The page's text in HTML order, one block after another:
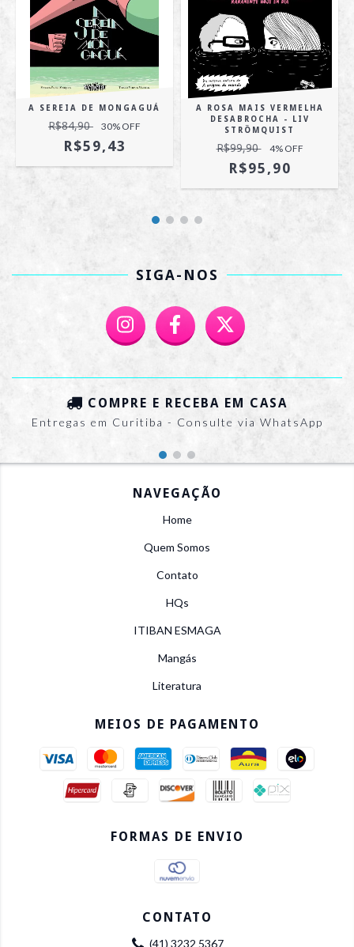
A SEREIA DE MONGAGUÁ
R$84,90 30% OFF
R$59,43
A ROSA MAIS VERMELHA
DESABROCHA - LIV
STRÖMQUIST
R$99,90 4% OFF
R$95,90
SIGA-NOS
COMPRE E RECEBA EM CASA
Entregas em Curitiba - Consulte via WhatsApp
NAVEGAÇÃO
Home
Quem Somos
Contato
HQs
ITIBAN ESMAGA
Mangás
Literatura
MEIOS DE PAGAMENTO
FORMAS DE ENVIO
CONTATO
(41) 3232 5367